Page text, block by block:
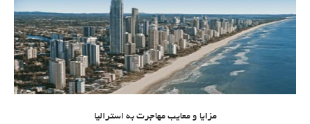
مزایا و معایب مهاجرت به استرالیا